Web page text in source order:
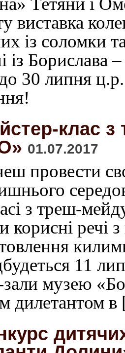
виставка
із соломки
із
30 липня
клас з
01.07.2017
провести
з треш-
корисні речі
11
музею
дилетантом